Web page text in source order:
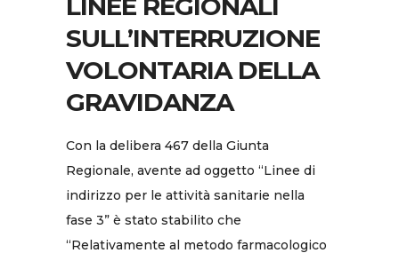
LINEE REGIONALI
SULL’INTERRUZIONE
VOLONTARIA DELLA
GRAVIDANZA
Con la delibera 467 della Giunta
Regionale, avente ad oggetto “Linee di
indirizzo per le attività sanitarie nella
fase 3” è stato stabilito che
“Relativamente al metodo farmacologico